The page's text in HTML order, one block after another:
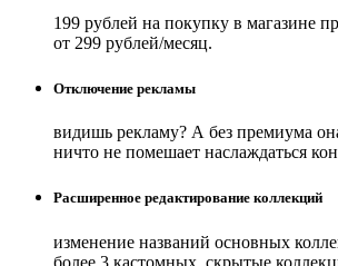
199 рублей на покупку в магазине
от 299 рублей/месяц.
Отключение рекламы
видишь рекламу? А без премиума
ничто не помешает наслаждаться
Расширенное редактирование коллекций
изменение названий основных
более 3 кастомных, скрытые